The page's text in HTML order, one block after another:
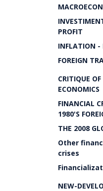
PROFIT
INFLATION -
FOREIGN
CRITIQUE
ECONOMICS
FINANCIAL
1980'S
THE 2008
Other
crises
NEW-